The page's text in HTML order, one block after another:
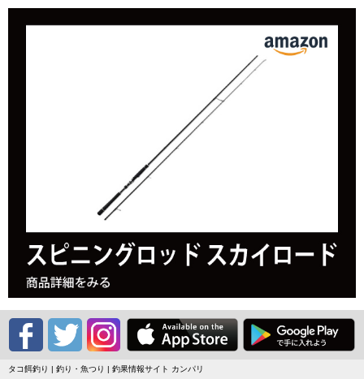
タコ餌釣り | 釣り・魚つり | 釣果情報サイト カンパリ